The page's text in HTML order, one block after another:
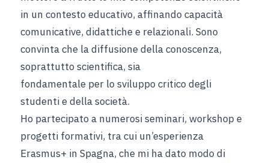
in un contesto educativo, affinando capacità
comunicative, didattiche e relazionali. Sono
convinta che la diffusione della conoscenza,
soprattutto scientifica, sia
fondamentale per lo sviluppo critico degli
studenti e della società.
Ho partecipato a numerosi seminari, workshop e
progetti formativi, tra cui un’esperienza
Erasmus+ in Spagna, che mi ha dato modo di